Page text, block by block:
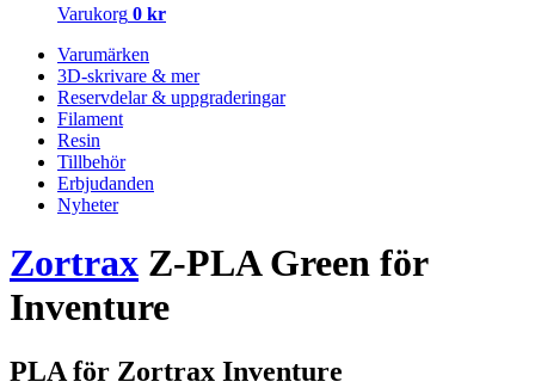
Varukorg 0 kr
Varumärken
3D-skrivare & mer
Reservdelar & uppgraderingar
Filament
Resin
Tillbehör
Erbjudanden
Nyheter
Zortrax Z-PLA Green för
Inventure
PLA för Zortrax Inventure